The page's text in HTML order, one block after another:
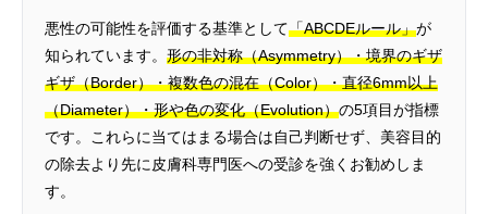
悪性の可能性を評価する基準として「ABCDEルール」が
知られています。 形の非対称（Asymmetry）・境界のギザ
ギザ（Border）・複数色の混在（Color）・直径6mm以上
（Diameter）・形や色の変化（Evolution）の5項目が指標
です。これらに当てはまる場合は自己判断せず、美容目的
の除去より先に皮膚科専門医への受診を強くお勧めしま
す。